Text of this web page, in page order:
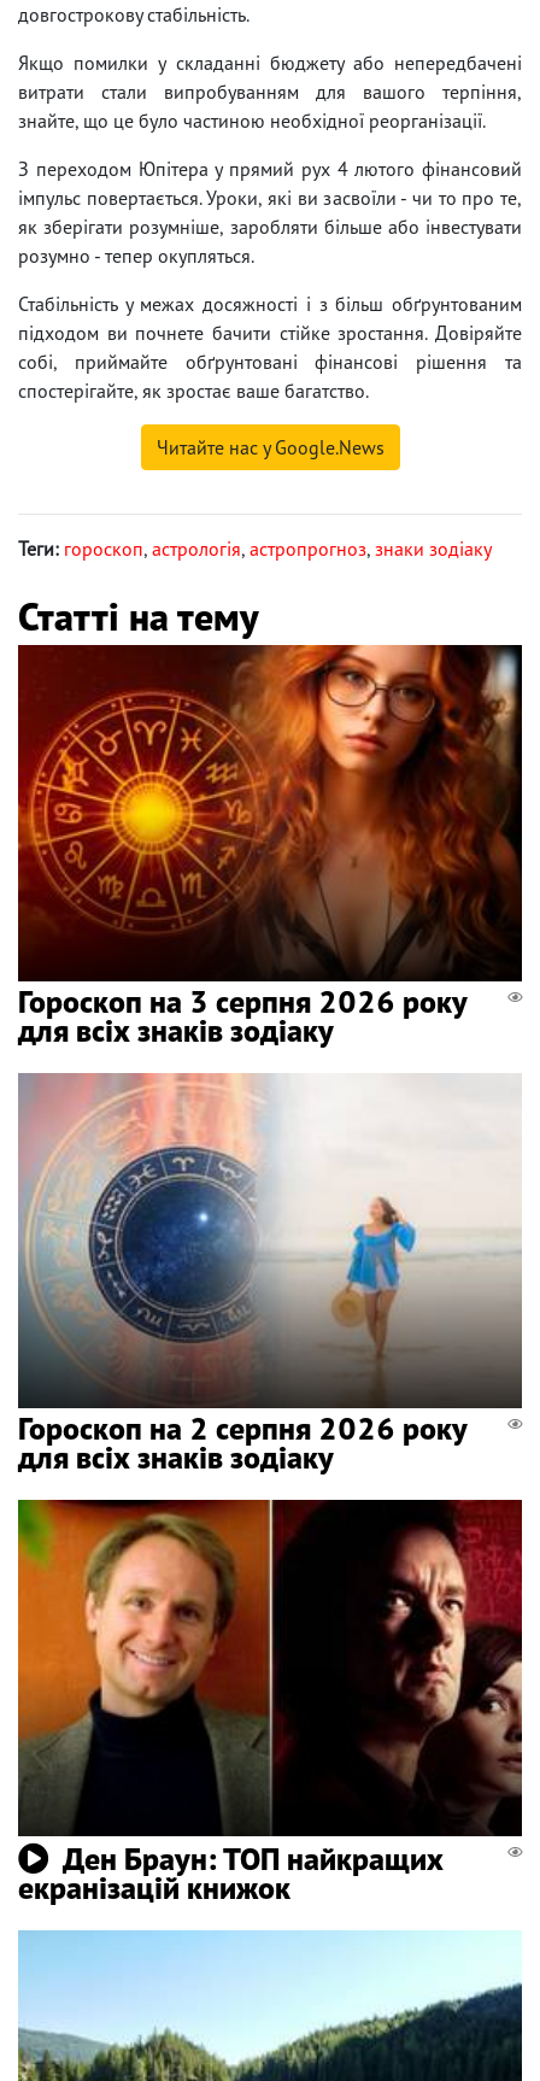
довгострокову стабільність.
Якщо помилки у складанні бюджету або непередбачені
витрати стали випробуванням для вашого терпіння,
знайте, що це було частиною необхідної реорганізації.
З переходом Юпітера у прямий рух 4 лютого фінансовий
імпульс повертається. Уроки, які ви засвоїли - чи то про те,
як зберігати розумніше, заробляти більше або інвестувати
розумно - тепер окупляться.
Стабільність у межах досяжності і з більш обґрунтованим
підходом ви почнете бачити стійке зростання. Довіряйте
собі, приймайте обґрунтовані фінансові рішення та
спостерігайте, як зростає ваше багатство.
Читайте нас у Google.News
Теги: гороскоп, астрологія, астропрогноз, знаки зодіаку
Статті на тему
Гороскоп на 3 серпня 2026 року
для всіх знаків зодіаку
Гороскоп на 2 серпня 2026 року
для всіх знаків зодіаку
Ден Браун: ТОП найкращих
екранізацій книжок